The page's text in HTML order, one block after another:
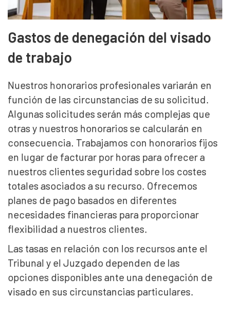
Gastos de denegación del visado
de trabajo
Nuestros honorarios profesionales variarán en
función de las circunstancias de su solicitud.
Algunas solicitudes serán más complejas que
otras y nuestros honorarios se calcularán en
consecuencia. Trabajamos con honorarios fijos
en lugar de facturar por horas para ofrecer a
nuestros clientes seguridad sobre los costes
totales asociados a su recurso. Ofrecemos
planes de pago basados en diferentes
necesidades financieras para proporcionar
flexibilidad a nuestros clientes.
Las tasas en relación con los recursos ante el
Tribunal y el Juzgado dependen de las
opciones disponibles ante una denegación de
visado en sus circunstancias particulares.